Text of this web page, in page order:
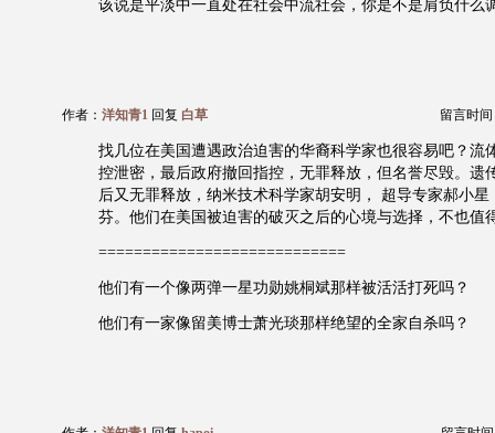
该说是平淡中一直处在社会中流社会，你是不是肩负什么
作者： 洋知青1 回复 白草 留言时间
找几位在美国遭遇政治迫害的华裔科学家也很容易吧？流
控泄密，最后政府撤回指控，无罪释放，但名誉尽毁。遗
后又无罪释放，纳米技术科学家胡安明， 超导专家郝小星
芬。他们在美国被迫害的破灭之后的心境与选择，不也值
============================
他们有一个像两弹一星功勋姚桐斌那样被活活打死吗？
他们有一家像留美博士萧光琰那样绝望的全家自杀吗？